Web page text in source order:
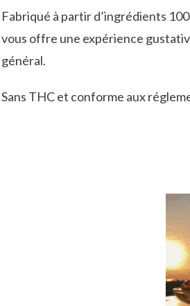
Fabriqué à partir d’ingrédients
vous offre une expérience
général.
Sans THC et conforme aux